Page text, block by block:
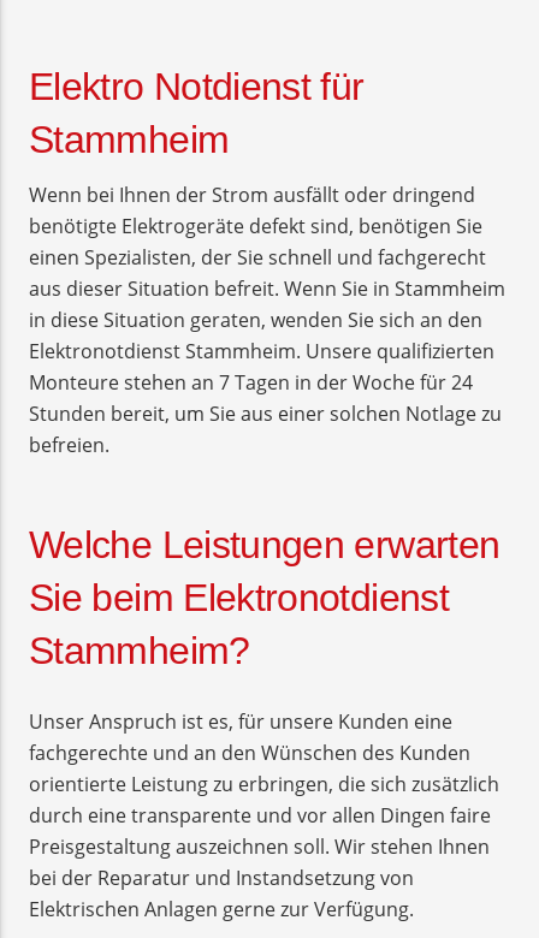
Elektro Notdienst für
Stammheim
Wenn bei Ihnen der Strom ausfällt oder dringend
benötigte Elektrogeräte defekt sind, benötigen Sie
einen Spezialisten, der Sie schnell und fachgerecht
aus dieser Situation befreit. Wenn Sie in Stammheim
in diese Situation geraten, wenden Sie sich an den
Elektronotdienst Stammheim. Unsere qualifizierten
Monteure stehen an 7 Tagen in der Woche für 24
Stunden bereit, um Sie aus einer solchen Notlage zu
befreien.
Welche Leistungen erwarten
Sie beim Elektronotdienst
Stammheim?
Unser Anspruch ist es, für unsere Kunden eine
fachgerechte und an den Wünschen des Kunden
orientierte Leistung zu erbringen, die sich zusätzlich
durch eine transparente und vor allen Dingen faire
Preisgestaltung auszeichnen soll. Wir stehen Ihnen
bei der Reparatur und Instandsetzung von
Elektrischen Anlagen gerne zur Verfügung.